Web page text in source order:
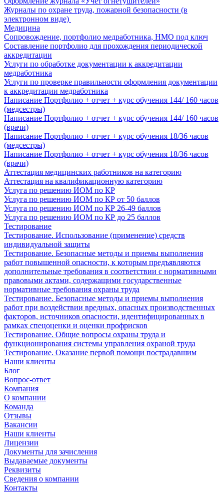
Журналы по охране труда, пожарной безопасности (в
электронном виде)
Медицина
Сопровождение, портфолио медработника, НМО под ключ
Составление портфолио для прохождения периодической
аккредитации
Услуги по обработке документации к аккредитации
медработника
Услуги по проверке правильности оформления документации
к аккредитации медработника
Написание Портфолио + отчет + курс обучения 144/ 160 часов
(медсестры)
Написание Портфолио + отчет + курс обучения 144/ 160 часов
(врачи)
Написание Портфолио + отчет + курс обучения 18/36 часов
(медсестры)
Написание Портфолио + отчет + курс обучения 18/36 часов
(врачи)
Аттестация медицинских работников на категорию
Аттестация на квалификационную категорию
Услуга по решению ИОМ по КР
Услуга по решению ИОМ по КР от 50 баллов
Услуга по решению ИОМ по КР 26-49 баллов
Услуга по решению ИОМ по КР до 25 баллов
Тестирование
Тестирование. Использование (применение) средств
индивидуальной защиты
Тестирование. Безопасные методы и приемы выполнения
работ повышенной опасности, к которым предъявляются
дополнительные требования в соответствии с нормативными
правовыми актами, содержащими государственные
нормативные требования охраны труда
Тестирование. Безопасные методы и приемы выполнения
работ при воздействии вредных, опасных производственных
факторов, источников опасности, идентифицированных в
рамках спецоценки и оценки профрисков
Тестирование. Общие вопросы охраны труда и
функционирования системы управления охраной труда
Тестирование. Оказание первой помощи пострадавшим
Наши клиенты
Блог
Вопрос-ответ
Компания
О компании
Команда
Отзывы
Вакансии
Наши клиенты
Лицензии
Документы для зачисления
Выдаваемые документы
Реквизиты
Сведения о компании
Контакты